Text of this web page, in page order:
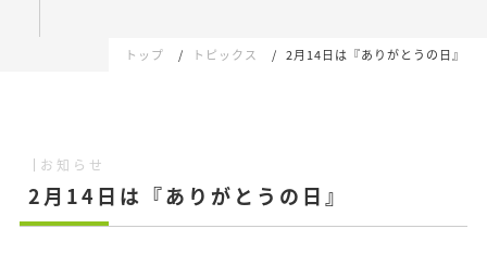
トップ トピックス 2月14日は『ありがとうの日』
お知らせ
2月14日は『ありがとうの日』